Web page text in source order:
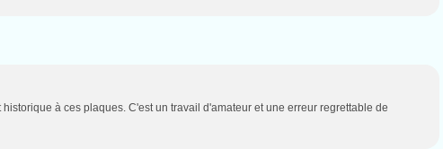
à ces plaques. C'est un travail d'amateur et une erreur regrettable de